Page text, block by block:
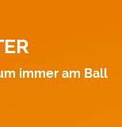
immer am Ball